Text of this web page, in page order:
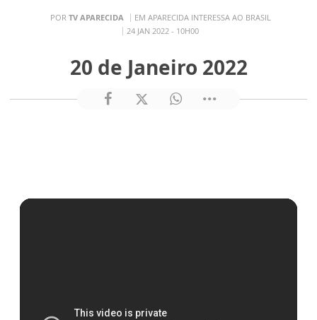
POR TV APARECIDA
EM APARECIDA INTERESSA AO BRASIL
24 JAN 2022 - 10H00
20 de Janeiro 2022